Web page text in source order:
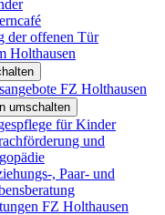
der offenen Tür
Holthausen
FZ Holthausen
umschalten
für Kinder
und
, Paar- und
FZ Holthausen